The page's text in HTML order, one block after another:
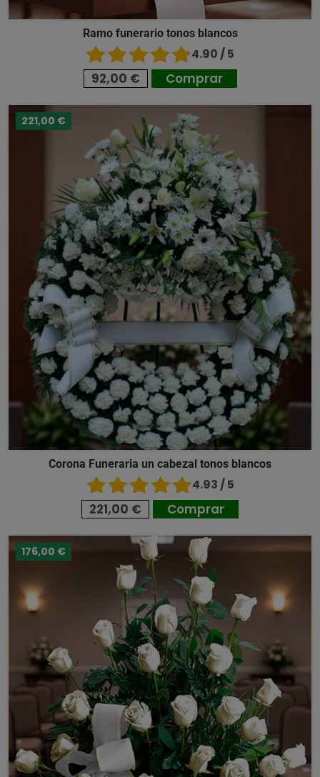
Ramo funerario tonos blancos
4.90 / 5
92,00 € Comprar
221,00 €
Corona Funeraria un cabezal tonos blancos
4.93 / 5
221,00 € Comprar
176,00 €